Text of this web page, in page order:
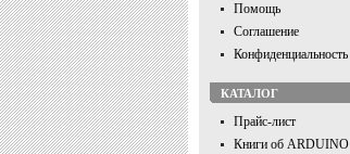
Помощь
Соглашение
Конфиденциальность
КАТАЛОГ
Прайс-лист
Книги об ARDUINO